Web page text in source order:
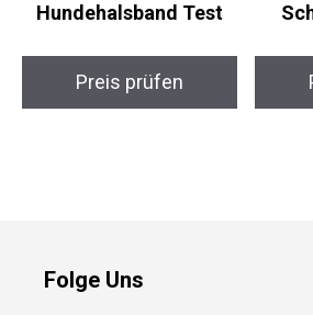
Hundehalsband Test
Preis prüfen
Folge Uns